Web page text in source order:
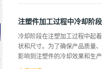
以在外力作用下流动和变形。
度。 如果加工温度低于熔点，
的流量密码溶体流动速率（
积。 在塑料加工过程中，如挤
注塑件加工过程中冷却阶
冷却阶段在注塑加工过程中起
状和尺寸。为了确保产品质量
影响到注塑件的冷却效果和生